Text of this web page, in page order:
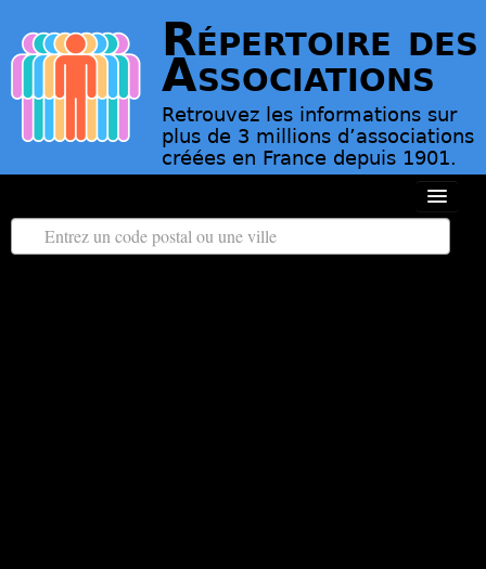
Répertoire des
Associations
Retrouvez les informations sur
plus de 3 millions d’associations
créées en France depuis 1901.